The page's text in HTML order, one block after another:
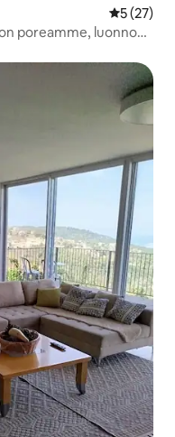
5 (27)
poreamme, luonnon